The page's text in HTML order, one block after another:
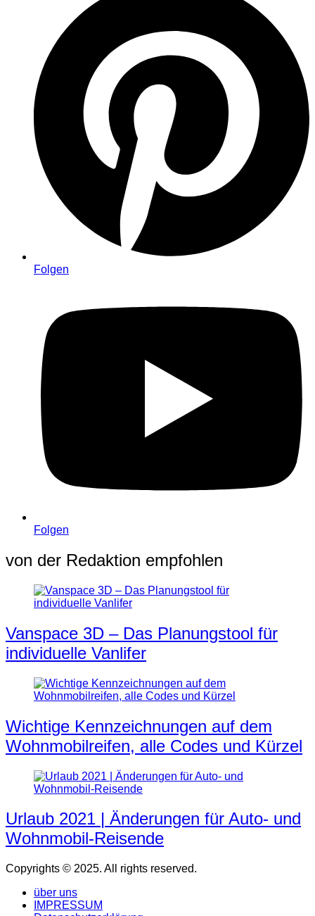
Folgen
Folgen
von der Redaktion empfohlen
Vanspace 3D – Das Planungstool für
individuelle Vanlifer
Wichtige Kennzeichnungen auf dem
Wohnmobilreifen, alle Codes und Kürzel
Urlaub 2021 | Änderungen für Auto- und
Wohnmobil-Reisende
Copyrights © 2025. All rights reserved.
über uns
IMPRESSUM